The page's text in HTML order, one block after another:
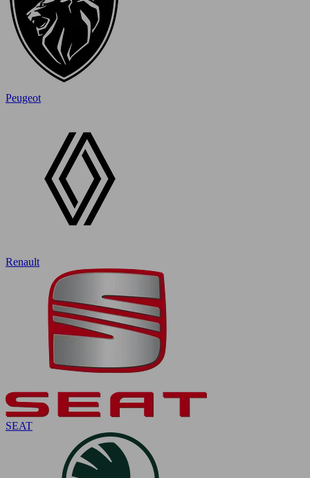
Peugeot
Renault
SEAT